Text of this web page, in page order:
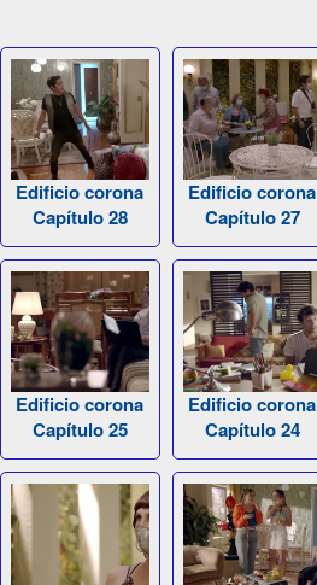
Edificio corona
Capítulo 28
Edificio corona
Capítulo 27
Edificio corona
Capítulo 25
Edificio corona
Capítulo 24